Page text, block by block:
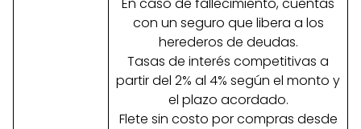
con un seguro que libera a los
herederos de deudas.
Tasas de interés competitivas a
partir del 2% al 4% según el monto y
el plazo acordado.
Flete sin costo por compras desde